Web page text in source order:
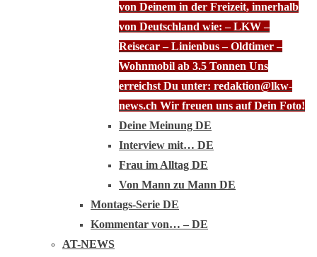
von Deinem in der Freizeit, innerhalb
von Deutschland wie: – LKW –
Reisecar – Linienbus – Oldtimer –
Wohnmobil ab 3.5 Tonnen Uns
erreichst Du unter: redaktion@lkw-
news.ch Wir freuen uns auf Dein Foto!
Deine Meinung DE
Interview mit… DE
Frau im Alltag DE
Von Mann zu Mann DE
Montags-Serie DE
Kommentar von… – DE
AT-NEWS